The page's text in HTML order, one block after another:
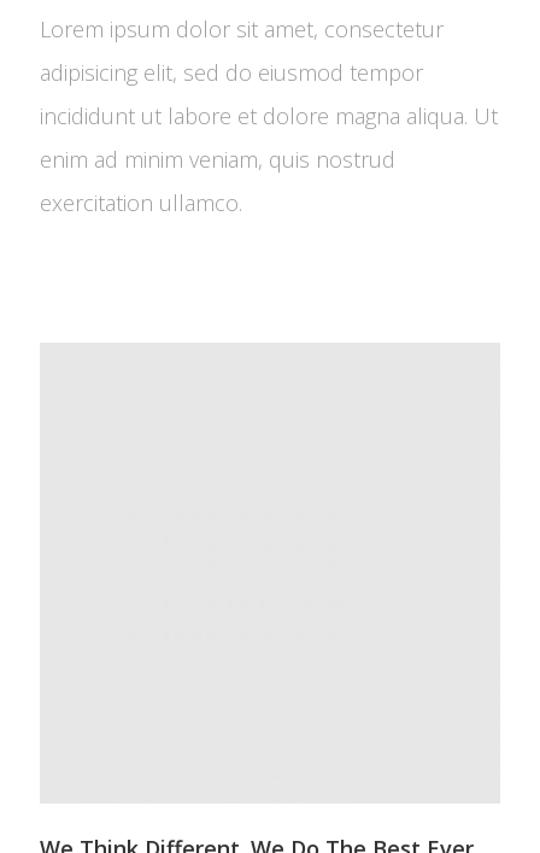
Lorem ipsum dolor sit amet, consectetur
adipisicing elit, sed do eiusmod tempor
incididunt ut labore et dolore magna aliqua. Ut
enim ad minim veniam, quis nostrud
exercitation ullamco.